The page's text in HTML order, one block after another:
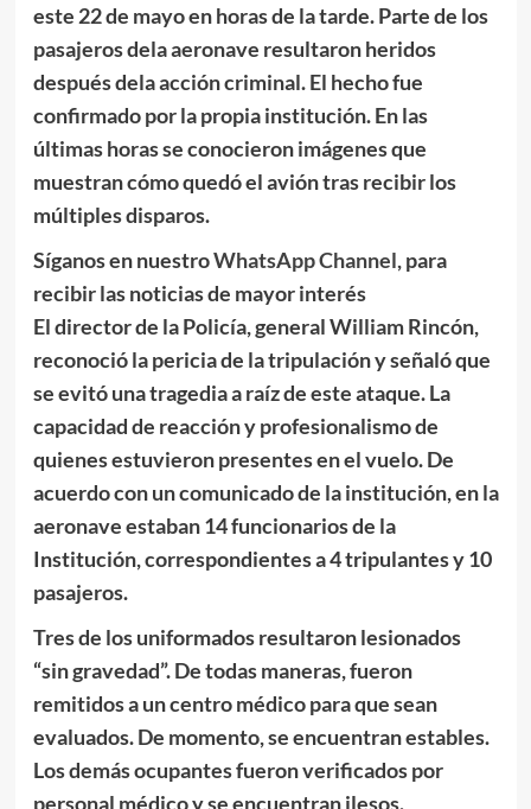
este 22 de mayo en horas de la tarde. Parte de los
pasajeros dela aeronave resultaron heridos
después dela acción criminal. El hecho fue
confirmado por la propia institución. En las
últimas horas se conocieron imágenes que
muestran cómo quedó el avión tras recibir los
múltiples disparos.
Síganos en nuestroWhatsApp Channel, para
recibir las noticias de mayor interés
El director de la Policía, general William Rincón,
reconoció la pericia de la tripulación y señaló que
se evitó una tragedia a raíz de este ataque. La
capacidad de reacción y profesionalismo de
quienes estuvieron presentes en el vuelo. De
acuerdo con un comunicado de la institución, en la
aeronave estaban 14 funcionarios de la
Institución, correspondientes a 4 tripulantes y 10
pasajeros.
Tres de los uniformados resultaron lesionados
“sin gravedad”. De todas maneras, fueron
remitidos a un centro médico para que sean
evaluados. De momento, se encuentran estables.
Los demás ocupantes fueron verificados por
personal médico y se encuentran ilesos.